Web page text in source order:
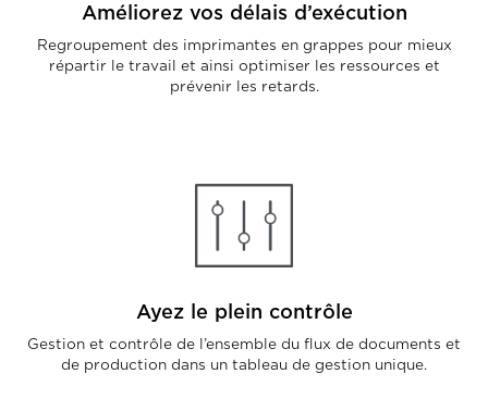
Améliorez vos délais d’exécution
Regroupement des imprimantes en grappes pour mieux
répartir le travail et ainsi optimiser les ressources et
prévenir les retards.
Ayez le plein contrôle
Gestion et contrôle de l’ensemble du flux de documents et
de production dans un tableau de gestion unique.